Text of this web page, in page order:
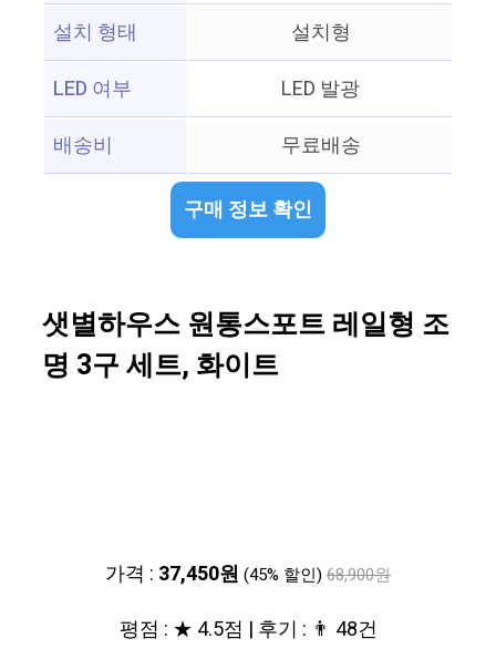
설치 형태
설치형
LED 여부
LED 발광
배송비
무료배송
구매 정보 확인
샛별하우스 원통스포트 레일형 조
명 3구 세트, 화이트
가격 : 37,450원 (45% 할인) 68,900원
평점 : ★ 4.5점 | 후기 : 👨‍‍ 48건